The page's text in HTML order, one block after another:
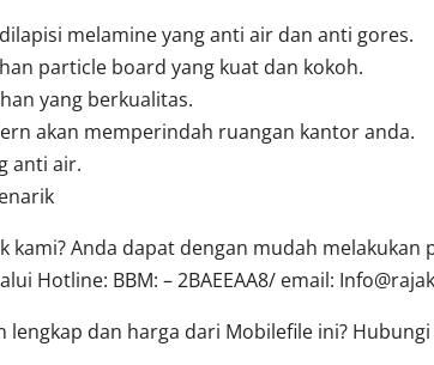
melamine yang anti air dan anti gores.
particle board yang kuat dan kokoh.
yang berkualitas.
akan memperindah ruangan kantor anda.
anti air.
Anda dapat dengan mudah melakukan
Hotline: BBM: – 2BAEEAA8/ email:
lengkap dan harga dari Mobilefile ini? Hubungi